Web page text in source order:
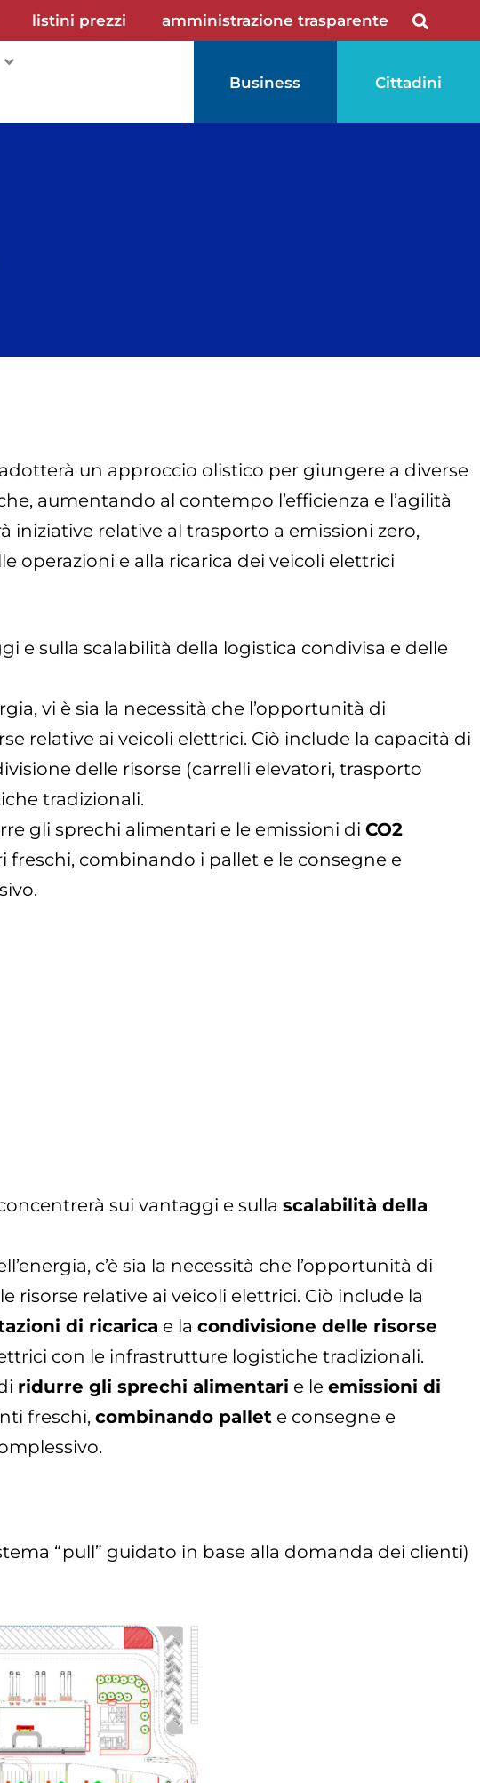
listini prezzi amministrazione trasparente
Business Cittadini
adotterà un approccio olistico per giungere a diverse
aumentando al contempo l’efficienza e l’agilità
iniziative relative al trasporto a emissioni zero,
operazioni e alla ricarica dei veicoli elettrici
e sulla scalabilità della logistica condivisa e delle
vi è sia la necessità che l’opportunità di
relative ai veicoli elettrici. Ciò include la capacità di
delle risorse (carrelli elevatori, trasporto
tradizionali.
gli sprechi alimentari e le emissioni di CO2
combinando i pallet e le consegne e
sui vantaggi e sulla scalabilità della
c’è sia la necessità che l’opportunità di
relative ai veicoli elettrici. Ciò include la
di ricarica e la condivisione delle risorse
con le infrastrutture logistiche tradizionali.
ridurre gli sprechi alimentari e le emissioni di
freschi, combinando pallet e consegne e
“pull” guidato in base alla domanda dei clienti)